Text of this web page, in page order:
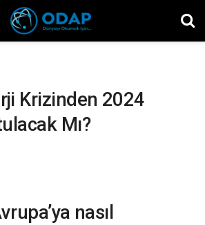
Krizinden 2024
Mı?
nasıl